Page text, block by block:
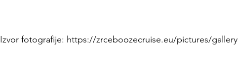
Izvor fotografije: https://zrceboozecruise.eu/pictures/gallery